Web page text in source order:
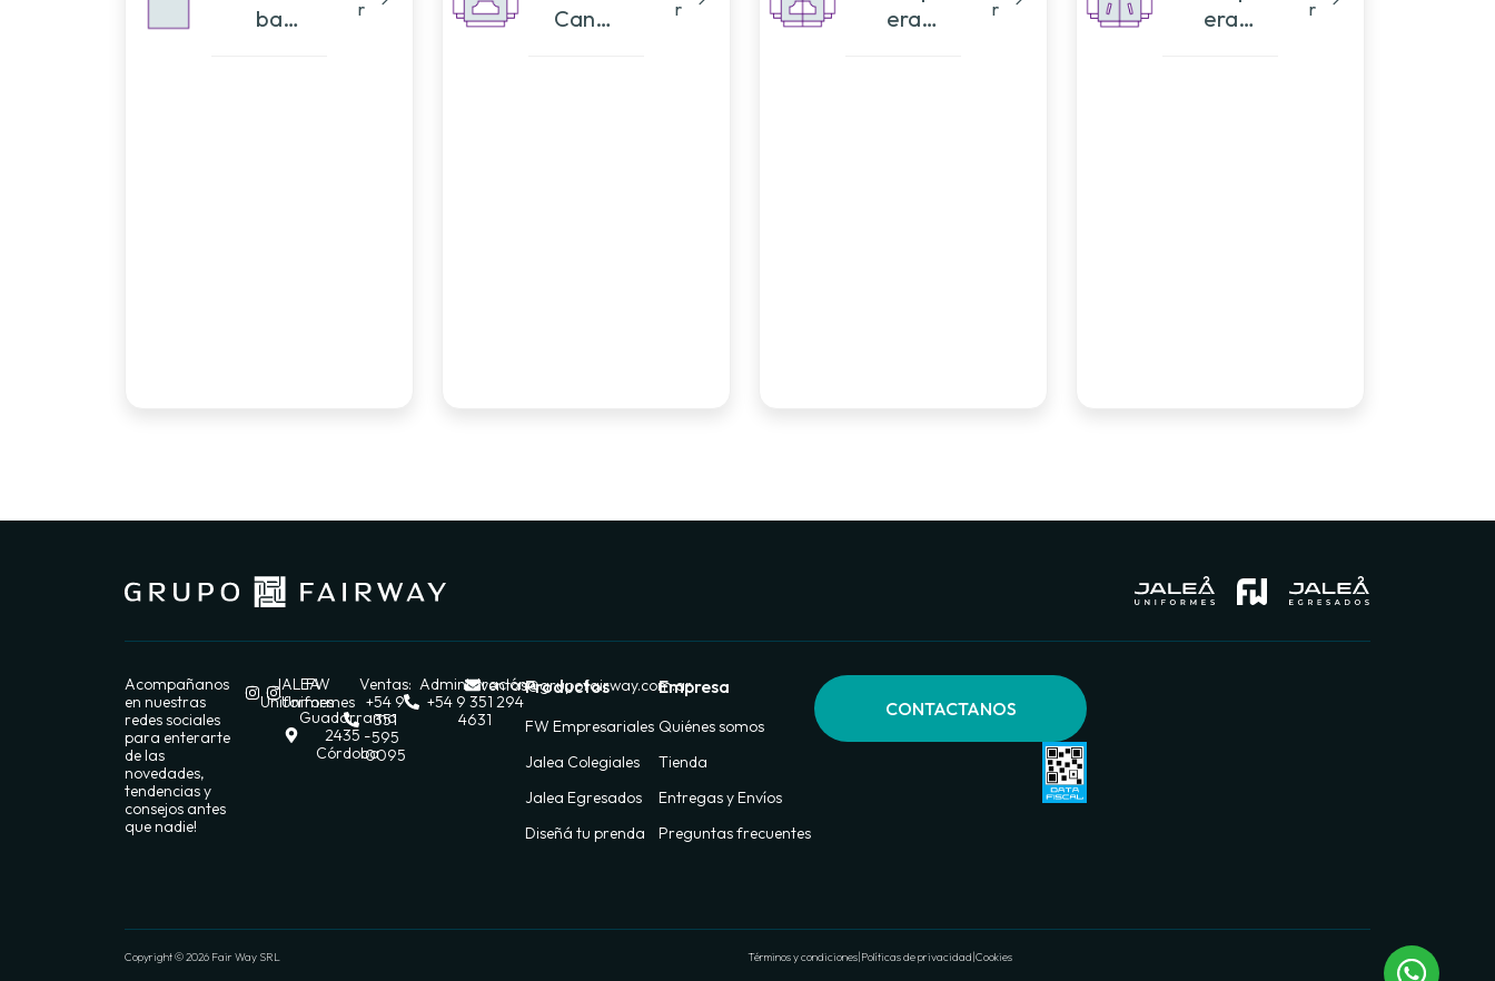
ba
r
Cangu
r
era
r
era
r
Acompañanos
en nuestras
redes sociales
para enterarte
de las
novedades,
tendencias y
consejos antes
que nadie!
JALEA
Uniformes
FW
Uniformes
Guadarrama
2435 -
Córdoba
Ventas:
+54 9
351
595
0095
Administración:
+54 9 351 294
4631
ventas@grupofairway.com.ar
Productos
FW Empresariales
Jalea Colegiales
Jalea Egresados
Diseñá tu prenda
Empresa
Quiénes somos
Tienda
Entregas y Envíos
Preguntas frecuentes
CONTACTANOS
Copyright © 2026 Fair Way SRL Términos y condiciones|Políticas de privacidad|Cookies